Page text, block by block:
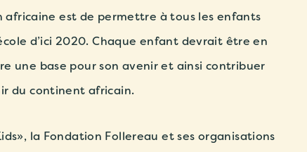
africaine est de permettre à tous les enfants
d’ici 2020. Chaque enfant devrait être en
une base pour son avenir et ainsi contribuer
du continent africain.
la Fondation Follereau et ses organisations